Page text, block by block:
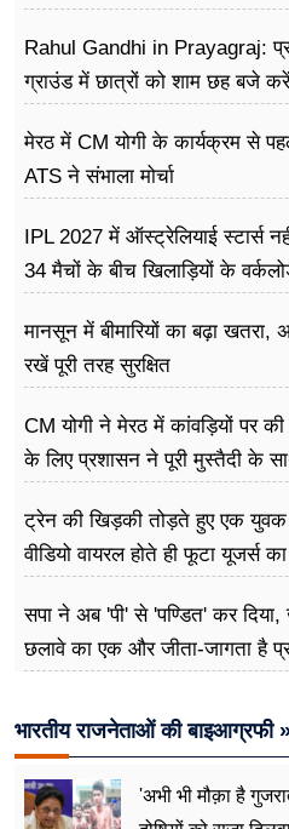
Rahul Gandhi in Prayagraj:
ग्राउंड में छात्रों को शाम छह बजे
मेरठ में CM योगी के कार्यक्रम से
ATS ने संभाला मोर्चा
IPL 2027 में ऑस्ट्रेलियाई स्टार्स
34 मैचों के बीच खिलाड़ियों के
मानसून में बीमारियों का बढ़ा खतरा,
रखें पूरी तरह सुरक्षित
CM योगी ने मेरठ में कांवड़ियों पर की
के लिए प्रशासन ने पूरी मुस्तैदी के
ट्रेन की खिड़की तोड़ते हुए एक युवक
वीडियो वायरल होते ही फूटा यूजर्स
सपा ने अब 'पी' से 'पण्डित' कर
छलावे का एक और जीता-जागता है
भारतीय राजनेताओं की बाइआग्रफी
'अभी भी मौक़ा है